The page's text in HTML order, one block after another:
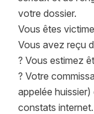
votre dossier.
Vous êtes
Vous avez reçu
? Vous estimez
? Votre
appelée
constats